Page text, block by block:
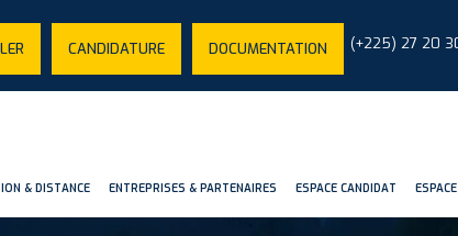
CANDIDATURE DOCUMENTATION (+225) 27 20
& DISTANCE ENTREPRISES & PARTENAIRES ESPACE CANDIDAT